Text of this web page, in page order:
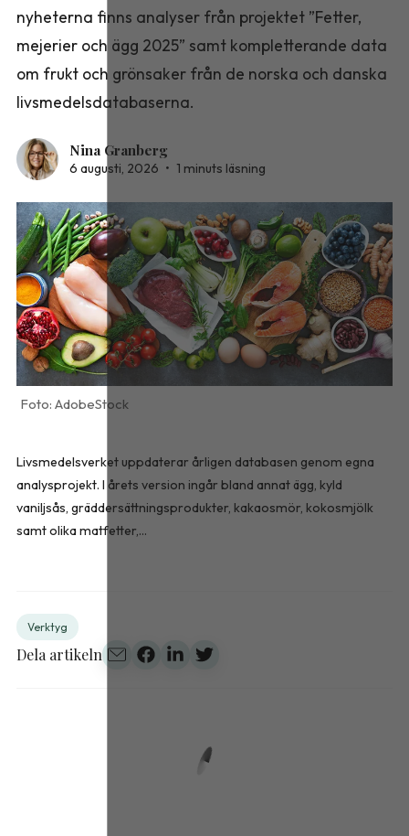
nyheterna finns analyser från projektet ”Fetter,
mejerier och ägg 2025” samt kompletterande data
om frukt och grönsaker från de norska och danska
livsmedelsdatabaserna.
Nina Granberg
6 augusti, 2026 • 1 minuts läsning
AdobeStock
Livsmedelsverket uppdaterar årligen databasen genom egna
analysprojekt. I årets version ingår bland annat ägg, kyld
vaniljsås, gräddersättningsprodukter, kakaosmör, kokosmjölk
samt olika matfetter,...
Verktyg
Dela artikeln